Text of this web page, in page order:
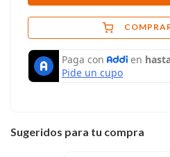
Sugeridos para tu compra